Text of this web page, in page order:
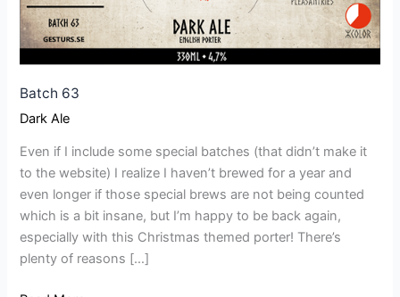
Batch 63
Dark Ale
Even if I include some special batches (that didn’t make it
to the website) I realize I haven’t brewed for a year and
even longer if those special brews are not being counted
which is a bit insane, but I’m happy to be back again,
especially with this Christmas themed porter! There’s
plenty of reasons […]